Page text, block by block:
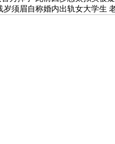
须眉自称婚内出轨女大学生